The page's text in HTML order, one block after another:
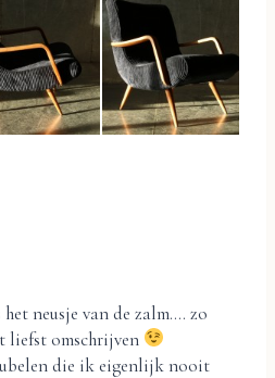
neusje van de zalm…. zo
liefst omschrijven
die ik eigenlijk nooit